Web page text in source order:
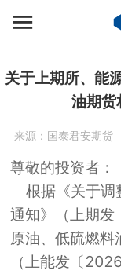
首页
资讯中心
机构金融
产业服务
个人客户
投资者教育
关于公司
关于上期所、能
油期货
来源： 国泰君安期货
尊敬的投资者：
根据《关于调
通知》（上期
原油、低硫燃料
（上能发〔